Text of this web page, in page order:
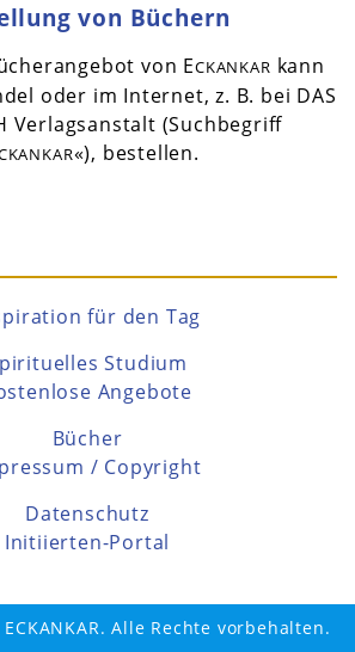
von Büchern
von ECKANKAR kann
oder im Internet, z. B. bei DAS
Verlagsanstalt (Suchbegriff
«), bestellen.
für den Tag
Studium
Angebote
Bücher
/ Copyright
Datenschutz
Initiierten-Portal
Alle Rechte vorbehalten.